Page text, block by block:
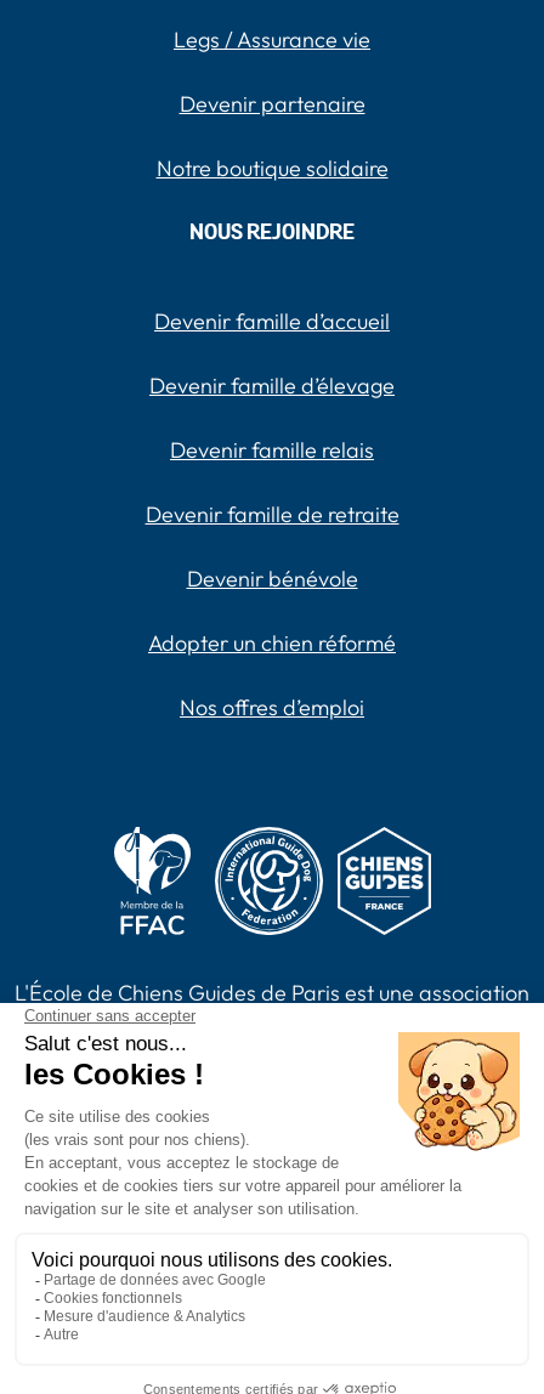
Legs / Assurance vie
Devenir partenaire
Notre boutique solidaire
NOUS REJOINDRE
Devenir famille d’accueil
Devenir famille d’élevage
Devenir famille relais
Devenir famille de retraite
Devenir bénévole
Adopter un chien réformé
Nos offres d’emploi
L'École de Chiens Guides de Paris est une association
loi 1901, reconnue d'intérêt général habilitée à
recevoir des dons, legs, assurances vie et à émettre
des reçus fiscaux. L'association est membre de Chiens
Guides France.
Politique de confidentialité|CGV|
Accessibilité : partiellement conforme